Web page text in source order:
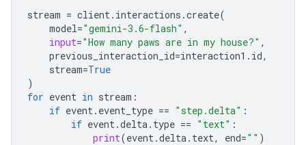
stream = client. interactions .create(
model="gemini-3.6-flash" ,
input="How many paws are in my house?" ,
previous_interaction_id=interaction1 . id,
stream=True
)
for event in stream :
if event. event_type == "step.delta" :
if event.delta. type == "text" :
print(event.delta. text, end="" )